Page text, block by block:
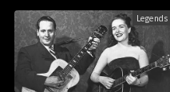
Legends